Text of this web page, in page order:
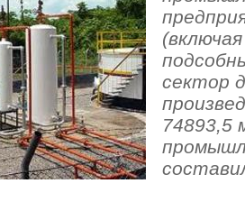
сектор
74893,5